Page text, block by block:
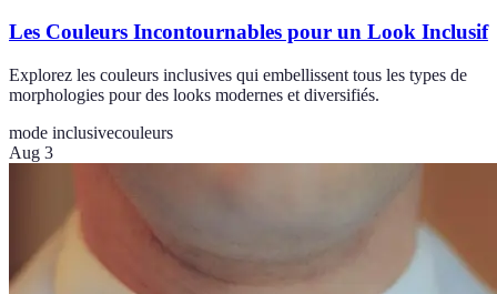
Les Couleurs Incontournables pour un Look Inclusif
Explorez les couleurs inclusives qui embellissent tous les types de
morphologies pour des looks modernes et diversifiés.
mode inclusivecouleurs
Aug 3